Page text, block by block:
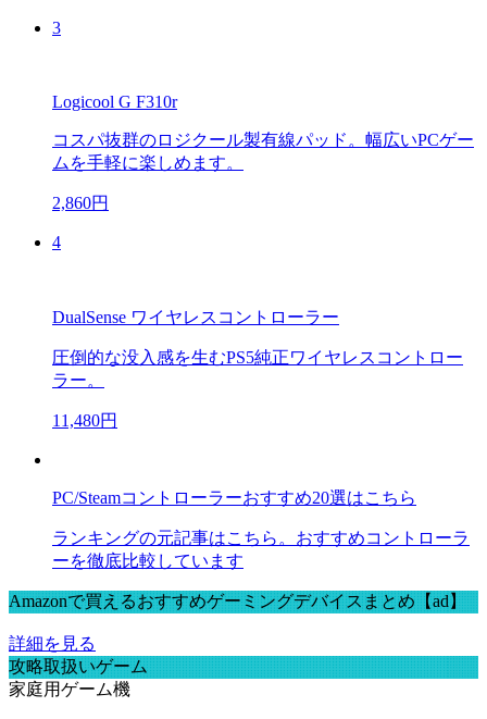
3
Logicool G F310r
コスパ抜群のロジクール製有線パッド。幅広いPCゲー
ムを手軽に楽しめます。
2,860円
4
DualSense ワイヤレスコントローラー
圧倒的な没入感を生むPS5純正ワイヤレスコントロー
ラー。
11,480円
PC/Steamコントローラーおすすめ20選はこちら
ランキングの元記事はこちら。おすすめコントローラ
ーを徹底比較しています
Amazonで買えるおすすめゲーミングデバイスまとめ【ad】
詳細を見る
攻略取扱いゲーム
家庭用ゲーム機